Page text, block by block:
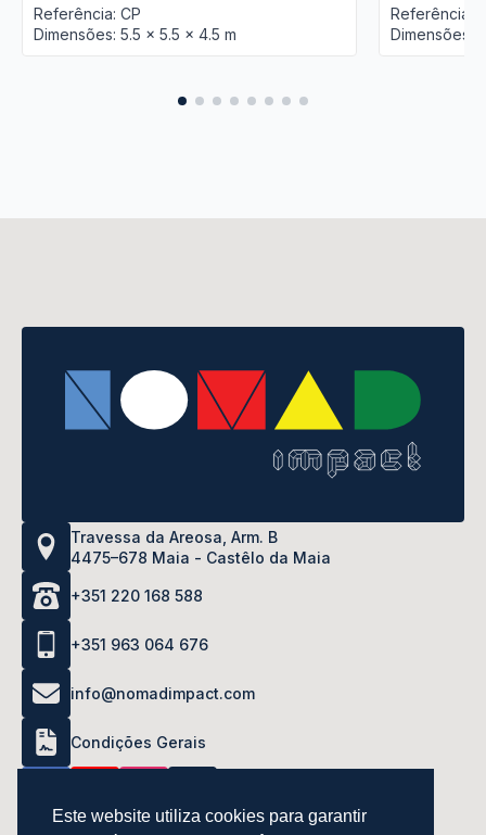
Referência: CP
Dimensões: 5.5 x 5.5 x 4.5 m
Referência:
Dimensões:
Travessa da Areosa, Arm. B
4475–678 Maia - Castêlo da Maia
+351 220 168 588
+351 963 064 676
info@nomadimpact.com
Condições Gerais
Este website utiliza cookies para garantir